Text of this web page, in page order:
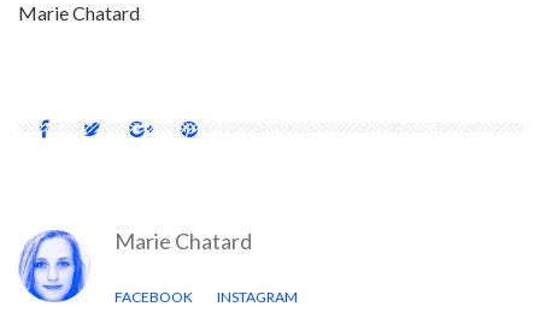
Marie Chatard
Marie Chatard
FACEBOOK INSTAGRAM